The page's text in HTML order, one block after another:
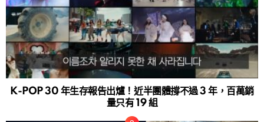
K-POP 30 年生存報告出爐！近半團體撐不過 3 年，百萬銷
量只有 19 組